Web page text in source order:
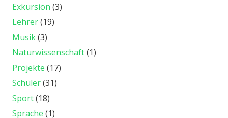
Exkursion (3)
Lehrer(19)
Musik(3)
Naturwissenschaft(1)
Projekte (17)
Schüler(31)
Sport(18)
Sprache (1)